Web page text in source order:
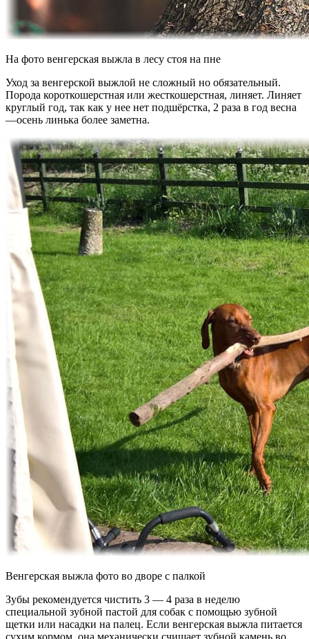
На фото венгерская выжла в лесу стоя на пне
Уход за венгерской выжлой не сложный но обязательный.
Порода короткошерстная или жесткошерстная, линяет. Линяет
круглый год, так как у нее нет подшёрстка, 2 раза в год весна
—осень линька более заметна.
Венгерская выжла фото во дворе с палкой
Зубы рекомендуется чистить 3 — 4 раза в неделю
специальной зубной пастой для собак с помощью зубной
щетки или насадки на палец. Если венгерская выжла питается